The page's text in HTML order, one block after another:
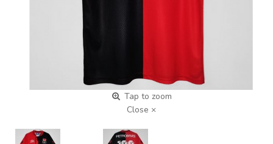
Tap to zoom
Close ×